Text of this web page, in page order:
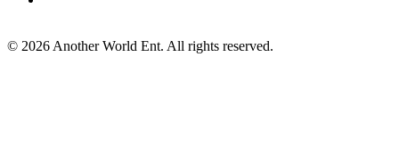
© 2026Another World Ent. All rights reserved.